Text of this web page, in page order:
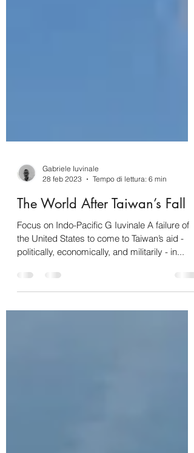
Gabriele Iuvinale
28 feb 2023
Tempo di lettura: 6 min
The World After Taiwan’s Fall
Focus on Indo-Pacific G Iuvinale A failure of
politically, economically, and militarily - in...